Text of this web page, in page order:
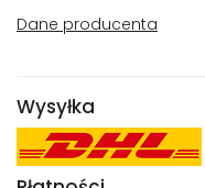
Dane producenta
Wysyłka